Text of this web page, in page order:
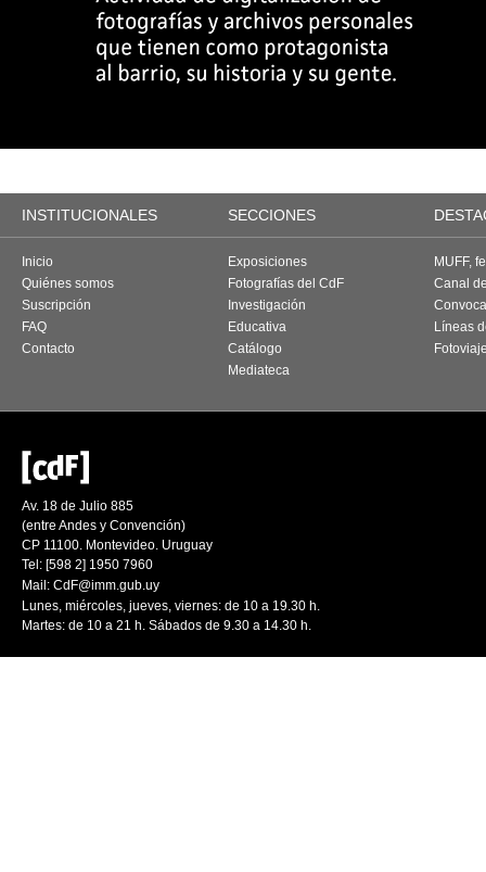
INSTITUCIONALES SECCIONES
Inicio
Quiénes somos
Suscripción
FAQ
Contacto
Exposiciones
Fotografías del CdF
Investigación
Educativa
Catálogo
Mediateca
MUFF,
Canal
Líneas
Av. 18 de Julio 885
(entre Andes y Convención)
CP 11100. Montevideo. Uruguay
Tel: [598 2] 1950 7960
Mail: CdF@imm.gub.uy
Lunes, miércoles, jueves, viernes: de 10 a 19.30 h.
Martes: de 10 a 21 h. Sábados de 9.30 a 14.30 h.